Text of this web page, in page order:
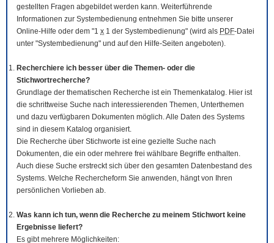
gestellten Fragen abgebildet werden kann. Weiterführende
Informationen zur Systembedienung entnehmen Sie bitte unserer
Online-Hilfe oder dem "1 x 1 der Systembedienung" (wird als PDF-Datei
unter "Systembedienung" und auf den Hilfe-Seiten angeboten).
Recherchiere ich besser über die Themen- oder die
Stichwortrecherche?
Grundlage der thematischen Recherche ist ein Themenkatalog. Hier ist
die schrittweise Suche nach interessierenden Themen, Unterthemen
und dazu verfügbaren Dokumenten möglich. Alle Daten des Systems
sind in diesem Katalog organisiert.
Die Recherche über Stichworte ist eine gezielte Suche nach
Dokumenten, die ein oder mehrere frei wählbare Begriffe enthalten.
Auch diese Suche erstreckt sich über den gesamten Datenbestand des
Systems. Welche Rechercheform Sie anwenden, hängt von Ihren
persönlichen Vorlieben ab.
Was kann ich tun, wenn die Recherche zu meinem Stichwort keine
Ergebnisse liefert?
Es gibt mehrere Möglichkeiten: